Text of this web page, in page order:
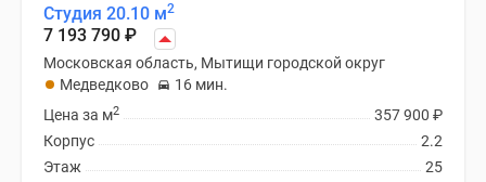
Студия 20.10 м2
7 193 790 ₽
Московская область, Мытищи городской округ
Медведково
16 мин.
357 900 ₽
Цена за м2
2.2
Корпус
25
Этаж